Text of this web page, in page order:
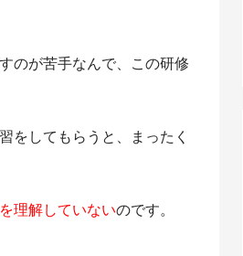
のが苦手なんで、この研修
をしてもらうと、まったく
理解していないのです。